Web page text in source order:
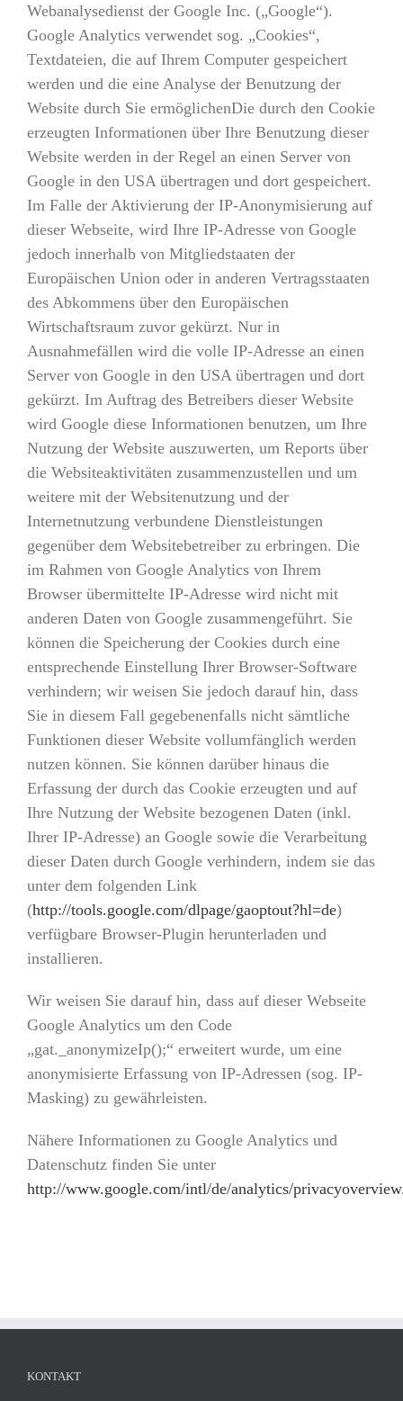
Webanalysedienst der Google Inc. („Google“).
Google Analytics verwendet sog. „Cookies“,
Textdateien, die auf Ihrem Computer gespeichert
werden und die eine Analyse der Benutzung der
Website durch Sie ermöglichenDie durch den Cookie
erzeugten Informationen über Ihre Benutzung dieser
Website werden in der Regel an einen Server von
Google in den USA übertragen und dort gespeichert.
Im Falle der Aktivierung der IP-Anonymisierung auf
dieser Webseite, wird Ihre IP-Adresse von Google
jedoch innerhalb von Mitgliedstaaten der
Europäischen Union oder in anderen Vertragsstaaten
des Abkommens über den Europäischen
Wirtschaftsraum zuvor gekürzt. Nur in
Ausnahmefällen wird die volle IP-Adresse an einen
Server von Google in den USA übertragen und dort
gekürzt. Im Auftrag des Betreibers dieser Website
wird Google diese Informationen benutzen, um Ihre
Nutzung der Website auszuwerten, um Reports über
die Websiteaktivitäten zusammenzustellen und um
weitere mit der Websitenutzung und der
Internetnutzung verbundene Dienstleistungen
gegenüber dem Websitebetreiber zu erbringen. Die
im Rahmen von Google Analytics von Ihrem
Browser übermittelte IP-Adresse wird nicht mit
anderen Daten von Google zusammengeführt. Sie
können die Speicherung der Cookies durch eine
entsprechende Einstellung Ihrer Browser-Software
verhindern; wir weisen Sie jedoch darauf hin, dass
Sie in diesem Fall gegebenenfalls nicht sämtliche
Funktionen dieser Website vollumfänglich werden
nutzen können. Sie können darüber hinaus die
Erfassung der durch das Cookie erzeugten und auf
Ihre Nutzung der Website bezogenen Daten (inkl.
Ihrer IP-Adresse) an Google sowie die Verarbeitung
dieser Daten durch Google verhindern, indem sie das
unter dem folgenden Link
(http://tools.google.com/dlpage/gaoptout?hl=de)
verfügbare Browser-Plugin herunterladen und
installieren.
Wir weisen Sie darauf hin, dass auf dieser Webseite
Google Analytics um den Code
„gat._anonymizeIp();“ erweitert wurde, um eine
anonymisierte Erfassung von IP-Adressen (sog. IP-
Masking) zu gewährleisten.
Nähere Informationen zu Google Analytics und
Datenschutz finden Sie unter
http://www.google.com/intl/de/analytics/
KONTAKT